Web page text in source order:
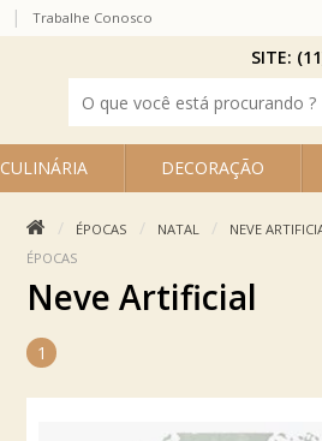
CULINÁRIA DECORAÇÃO
Trabalhe Conosco
SITE:
ÉPOCAS NATAL
NEVE
ÉPOCAS
Neve Artificial
1